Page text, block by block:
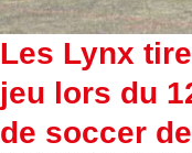
Les Lynx
jeu lors du
de soccer